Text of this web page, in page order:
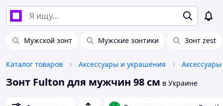
Мужской зонт Мужские зонтики Зонт zest
Каталог товаров Аксессуары и украшения Аксессуары
Зонт Fulton для мужчин 98 см в Украине